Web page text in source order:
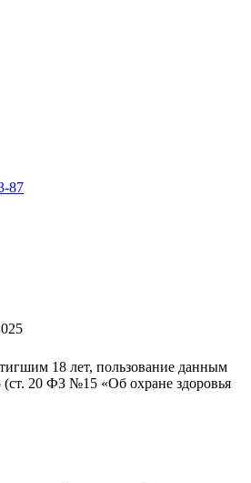
87
18 лет, пользование данным
(ст. 20 ФЗ №15 «Об охране здоровья